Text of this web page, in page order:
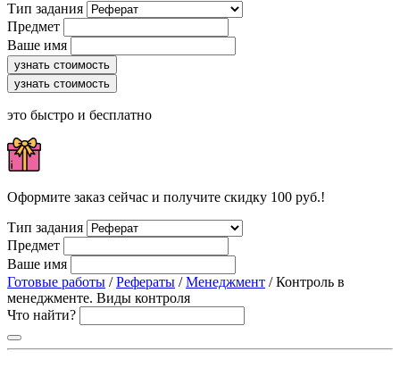
Тип задания
Предмет
Ваше имя
узнать стоимость
узнать стоимость
это быстро и бесплатно
Оформите заказ сейчас и получите скидку 100 руб.!
Тип задания
Предмет
Ваше имя
Готовые работы /Рефераты /Менеджмент / Контроль в
менеджменте. Виды контроля
Что найти?